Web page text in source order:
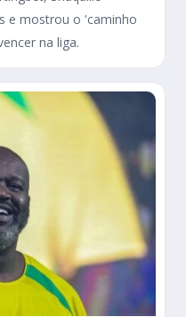
e mostrou o 'caminho
na liga.